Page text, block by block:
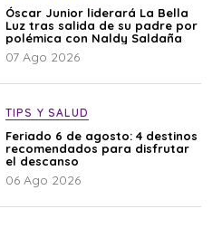
Óscar Junior liderará La Bella
Luz tras salida de su padre por
polémica con Naldy Saldaña
07 Ago 2026
TIPS Y SALUD
Feriado 6 de agosto: 4 destinos
recomendados para disfrutar
el descanso
06 Ago 2026